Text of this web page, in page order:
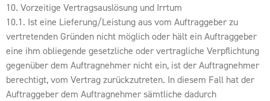
10. Vorzeitige Vertragsauslösung und Irrtum
10.1. Ist eine Lieferung/Leistung aus vom Auftraggeber zu
vertretenden Gründen nicht möglich oder hält ein Auftraggeber
eine ihm obliegende gesetzliche oder vertragliche Verpflichtung
gegenüber dem Auftragnehmer nicht ein, ist der Auftragnehmer
berechtigt, vom Vertrag zurückzutreten. In diesem Fall hat der
Auftraggeber dem Auftragnehmer sämtliche dadurch